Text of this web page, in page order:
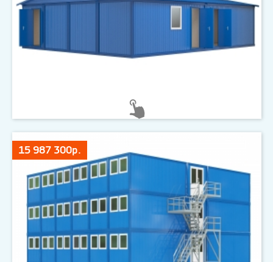
15 987 300р.